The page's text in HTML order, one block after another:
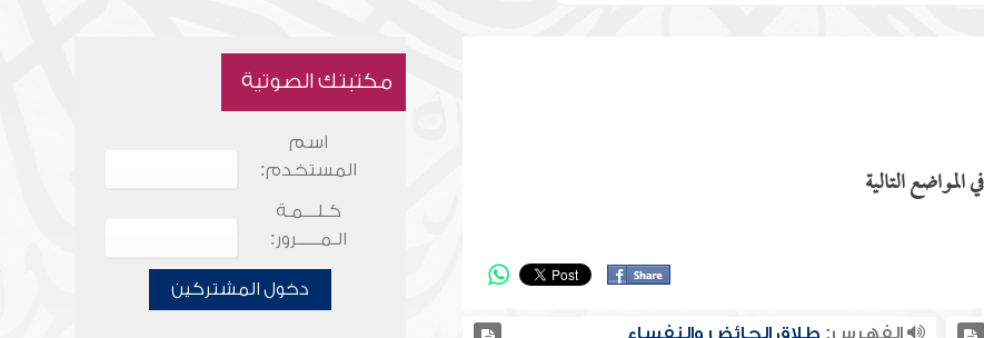
التالية
الفهرس: طلاق الحائض والنفساء
مكتبتك الصوتية
اسم
المستخدم:
كـلـــمـة
الـمـــــرور:
دخول المشتركين